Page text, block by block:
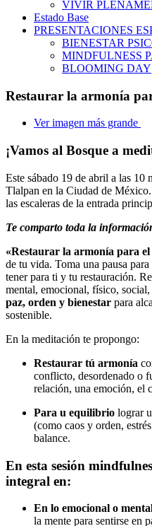
VIVIR
Estado Base
PRESENTACIONES
BIENESTAR
MINDFULNESS
BLOOMING DAY
Restaurar la armonía
Ver imagen más grande
¡Vamos al Bosque a
Este sábado 19 de abril a las 10
Tlalpan en la Ciudad de
las escaleras de la entrada
Te comparto toda la
«Restaurar la armonía para
de tu vida. Toma una pausa
tener para ti y tu restauración.
mental, emocional, físico, social,
paz, orden y bienestar para
sostenible.
En la meditación te propongo:
Restaurar tú armonía
conflicto, desordenado o
relación, una emoción, el
Para u equilibrio lograr
(como caos y orden,
balance.
En esta sesión
integral en:
En lo emocional o
la mente para sentirse en